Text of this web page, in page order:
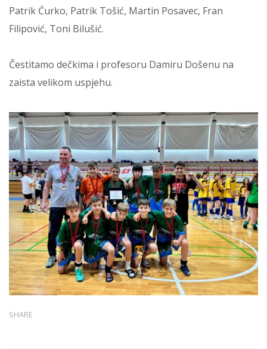
Patrik Ćurko, Patrik Tošić, Martin Posavec, Fran
Filipović, Toni Bilušić.
Čestitamo dečkima i profesoru Damiru Došenu na
zaista velikom uspjehu.
SHARE